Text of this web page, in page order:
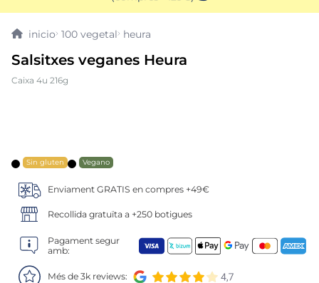
100 vegetal heura
Salsitxes veganes Heura
Caixa 4u 216g
Sin gluten Vegano
Enviament GRATIS en compres +49€
Recollida gratuïta a +250 botigues
Pagament segur
amb:
Més de 3k reviews:
1. mariscos
gelats sirena
3. ensaladilla
menus
6. mejillon
. calamar sirena